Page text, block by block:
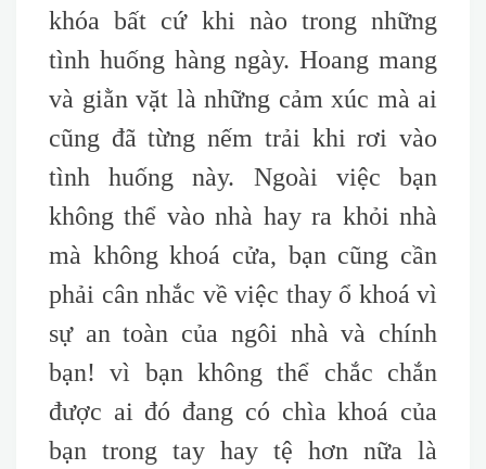
khóabất cứ khi nào trong những
tình huống hàng ngày. Hoang mang
và giằn vặt là những cảm xúc mà ai
cũng đã từng nếm trải khi rơi vào
tình huống này. Ngoài việc bạn
không thể vào nhà hay ra khỏi nhà
mà không khoá cửa, bạn cũng cần
phải cân nhắc về việc thay ổ khoá vì
sự an toàn của ngôi nhà và chính
bạn! vì bạn không thể chắc chắn
được ai đó đang có chìa khoá của
bạn trong tay hay tệ hơn nữa là